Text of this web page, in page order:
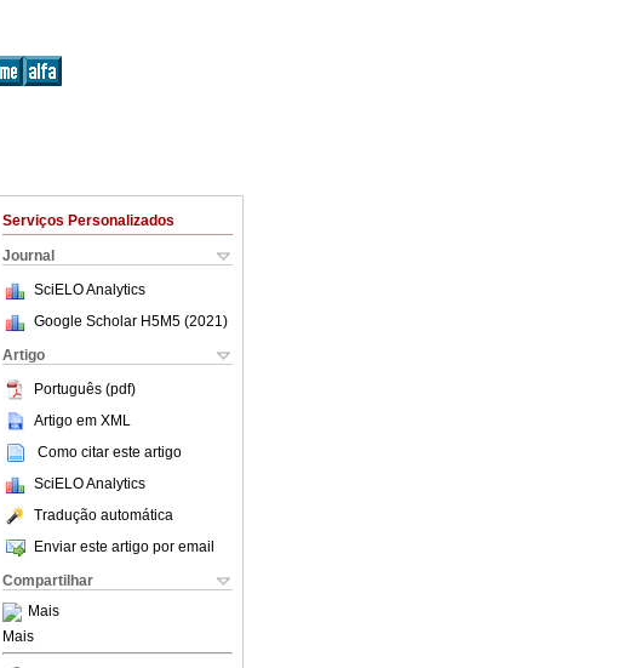
Serviços Personalizados
Journal
SciELO Analytics
Google Scholar H5M5 (2021 )
Artigo
Português (pdf)
Artigo em XML
Como citar este artigo
SciELO Analytics
Tradução automática
Enviar este artigo por email
Compartilhar
Mais
Mais